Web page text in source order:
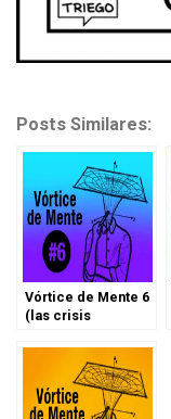
Posts Similares:
Vórtice de Mente 6
(las crisis